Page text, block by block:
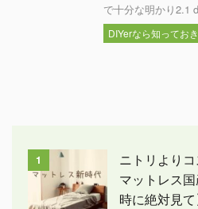
で十分な明かり
DIYerなら知ってお
1
ニトリより
マットレス
時に絶対見て